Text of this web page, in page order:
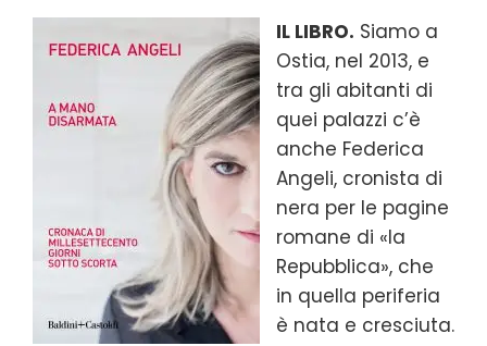
IL LIBRO. Siamo a
Ostia, nel 2013, e
tra gli abitanti di
quei palazzi c’è
anche Federica
Angeli, cronista di
nera per le pagine
romane di «la
Repubblica», che
in quella periferia
è nata e cresciuta.